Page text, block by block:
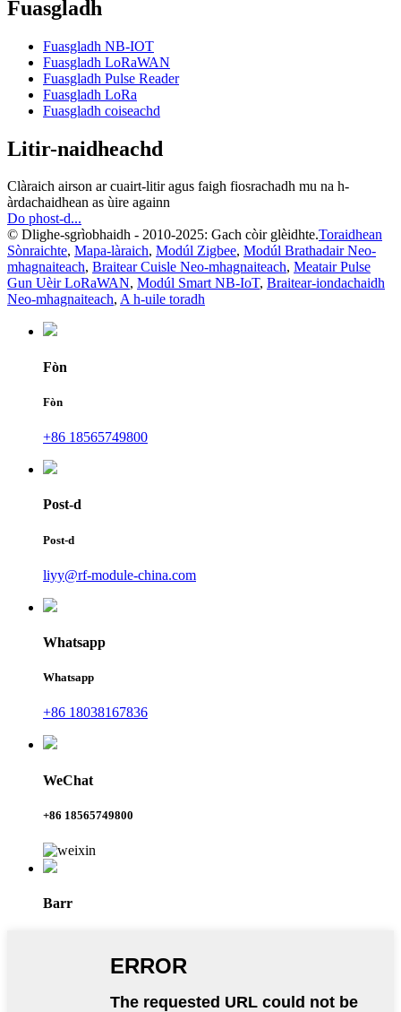
Fuasgladh
Fuasgladh NB-IOT
Fuasgladh LoRaWAN
Fuasgladh Pulse Reader
Fuasgladh LoRa
Fuasgladh coiseachd
Litir-naidheachd
Clàraich airson ar cuairt-litir agus faigh fiosrachadh mu na h-
àrdachaidhean as ùire againn
Do phost-d...
© Dlighe-sgrìobhaidh - 2010-2025: Gach còir glèidhte.Toraidhean
Sònraichte, Mapa-làraich, Modúl Zigbee, Modúl Brathadair Neo-
mhagnaiteach, Braitear Cuisle Neo-mhagnaiteach, Meatair Pulse
Gun Uèir LoRaWAN, Modúl Smart NB-IoT, Braitear-iondachaidh
Neo-mhagnaiteach, A h-uile toradh
Fòn
Fòn
+86 18565749800
Post-d
Post-d
liyy@rf-module-china.com
Whatsapp
Whatsapp
+86 18038167836
WeChat
+86 18565749800
Barr